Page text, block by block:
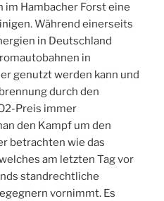
Hambacher Forst eine
Während einerseits
in Deutschland
in
genutzt werden kann und
durch den
Preis immer
den Kampf um den
betrachten wie das
am letzten Tag vor
standrechtliche
vornimmt. Es